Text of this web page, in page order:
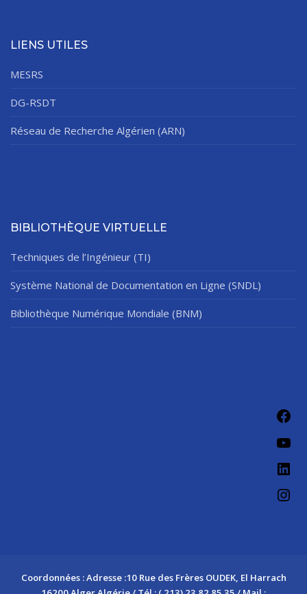
LIENS UTILES
MESRS
DG-RSDT
Réseau de Recherche Algérien (ARN)
BIBLIOTHÈQUE VIRTUELLE
Techniques de l’Ingénieur (TI)
Système National de Documentation en Ligne (SNDL)
Bibliothèque Numérique Mondiale (BNM)
Coordonnées : Adresse :10 Rue des Frères OUDEK, El Harrach